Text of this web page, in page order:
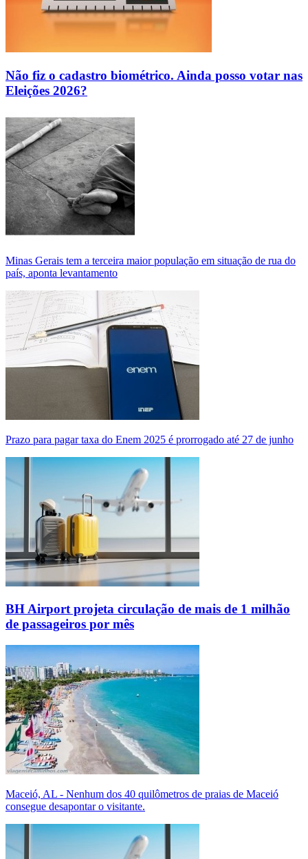
Não fiz o cadastro biométrico. Ainda posso votar nas
Eleições 2026?
Minas Gerais tem a terceira maior população em situação de rua do
país, aponta levantamento
Prazo para pagar taxa do Enem 2025 é prorrogado até 27 de junho
BH Airport projeta circulação de mais de 1 milhão
de passageiros por mês
Maceió, AL - Nenhum dos 40 quilômetros de praias de Maceió
consegue desapontar o visitante.